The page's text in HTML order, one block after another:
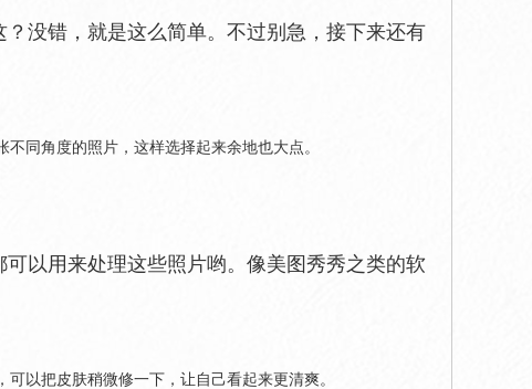
没错，就是这么简单。不过别急，接下来还有
同角度的照片，这样选择起来余地也大点。
以用来处理这些照片哟。像美图秀秀之类的软
以把皮肤稍微修一下，让自己看起来更清爽。